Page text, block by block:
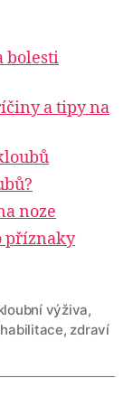
bolesti
a tipy na
noze
příznaky
výživa,
, zdraví